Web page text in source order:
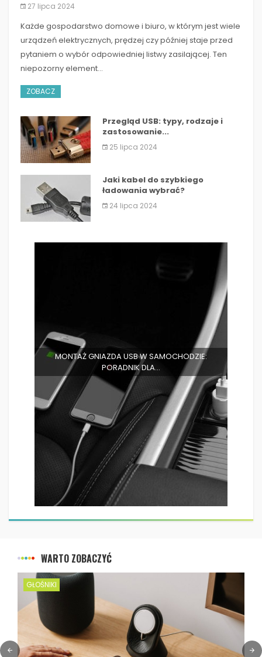
27 lipca 2024
Każde gospodarstwo domowe i biuro, w którym jest wiele
urządzeń elektrycznych, prędzej czy później staje przed
pytaniem o wybór odpowiedniej listwy zasilającej. Ten
niepozorny element...
ZOBACZ
Przegląd USB: typy, rodzaje i
zastosowanie...
25 lipca 2024
Jaki kabel do szybkiego
ładowania wybrać?
24 lipca 2024
MONTAŻ GNIAZDA USB W SAMOCHODZIE:
PORADNIK DLA...
WARTO ZOBACZYĆ
GŁOŚNIKI